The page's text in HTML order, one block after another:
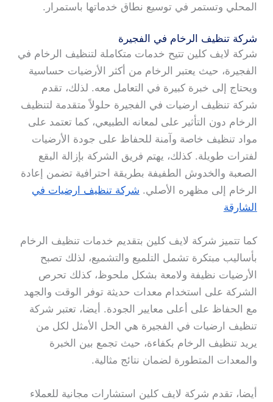
المحلي وتستمر في توسيع نطاق خدماتها باستمرار.
شركة تنظيف الرخام في الفجيرة
شركة لايف كلين تتيح خدمات متكاملة لتنظيف الرخام في
الفجيرة، حيث يعتبر الرخام من أكثر الأرضيات حساسية
ويحتاج إلى خبرة كبيرة في التعامل معه. لذلك، تقدم
شركة تنظيف ارضيات في الفجيرة حلولاً متقدمة لتنظيف
الرخام دون التأثير على لمعانه الطبيعي، كما تعتمد على
مواد تنظيف خاصة وآمنة للحفاظ على جودة الأرضيات
لفترات طويلة. كذلك، يهتم فريق الشركة بإزالة البقع
الصعبة والخدوش الطفيفة بطريقة احترافية تضمن إعادة
الرخام إلى مظهره الأصلي. شركة تنظيف ارضيات في
الشارقة
كما تتميز شركة لايف كلين بتقديم خدمات تنظيف الرخام
بأساليب مبتكرة تشمل التلميع والتشميع، لذلك تصبح
الأرضيات نظيفة ولامعة بشكل ملحوظ، كذلك تحرص
الشركة على استخدام معدات حديثة توفر الوقت والجهد
مع الحفاظ على أعلى معايير الجودة. أيضا، تعتبر شركة
تنظيف ارضيات في الفجيرة هي الحل الأمثل لكل من
يريد تنظيف الرخام بكفاءة، حيث تجمع بين الخبرة
والمعدات المتطورة لضمان نتائج مثالية.
أيضا، تقدم شركة لايف كلين استشارات مجانية للعملاء